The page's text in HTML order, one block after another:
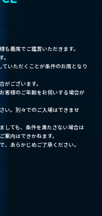
も着席でご鑑賞いただきます。
いただくことが条件のお席となり
がございます。
客様のご年齢をお伺いする場合が
い。別々でのご入場はできませ
しても、条件を満たさない場合は
案内はできかねます。
、あらかじめご了承ください。